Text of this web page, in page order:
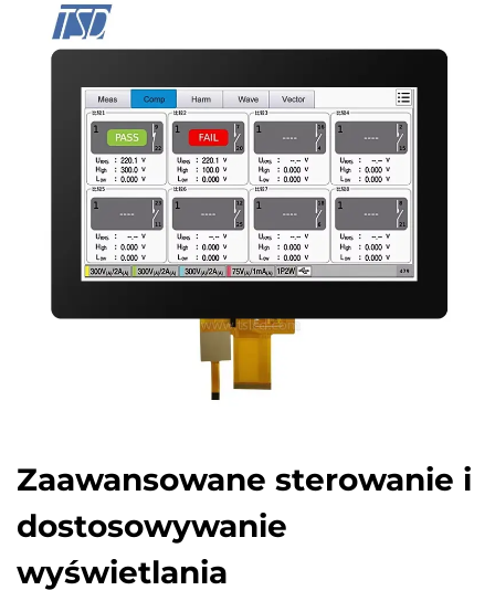
Zaawansowane sterowanie i
dostosowywanie
wyświetlania